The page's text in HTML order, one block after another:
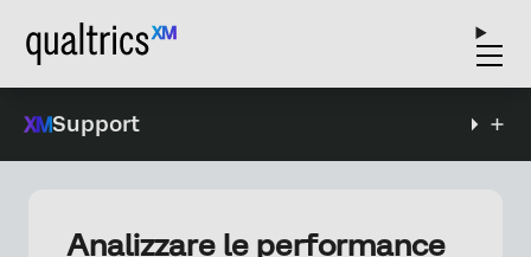
Support
Analizzare le performance